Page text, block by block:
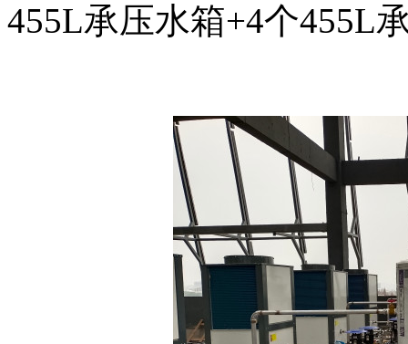
455L承压水箱+4个455L